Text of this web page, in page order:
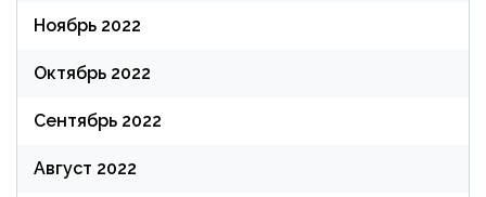
Ноябрь 2022
Октябрь 2022
Сентябрь 2022
Август 2022